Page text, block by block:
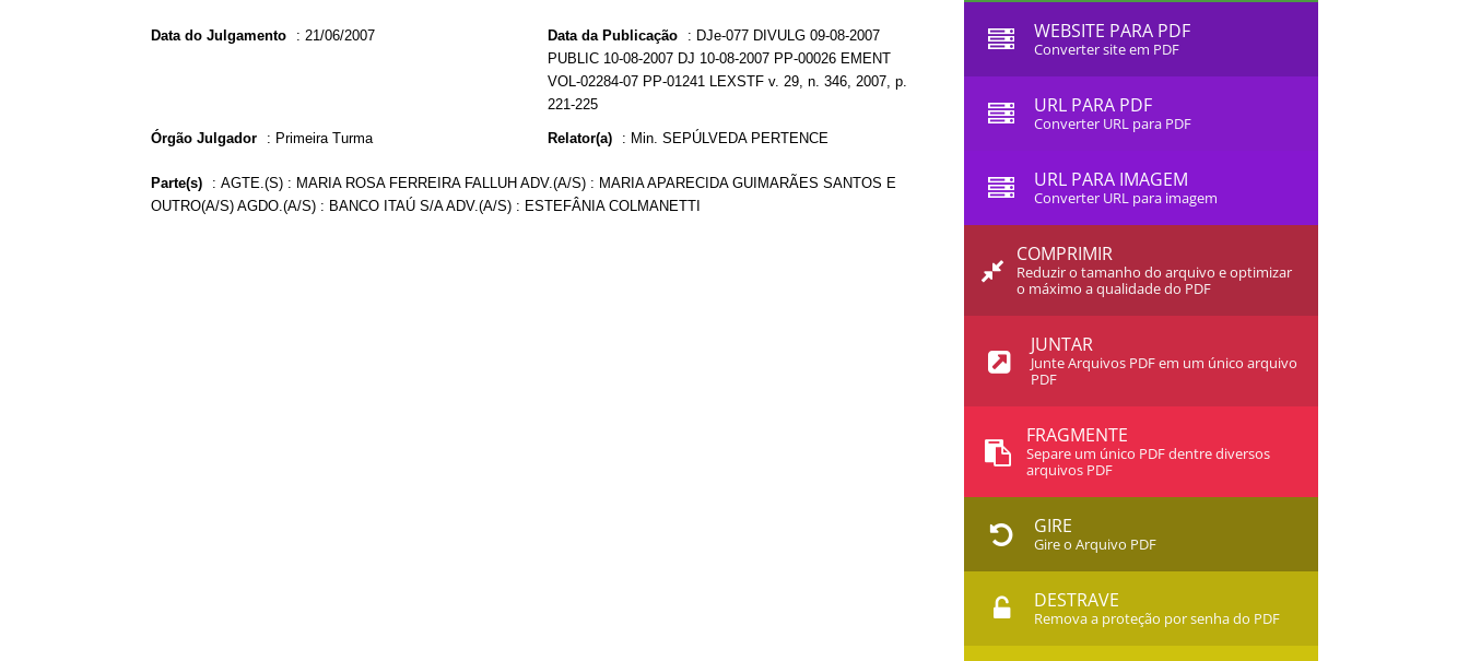
Data do Julgamento : 21/06/2007 Data da Publicação : DJe-077 DIVULG 09-08-2007
PUBLIC 10-08-2007 DJ 10-08-2007 PP-00026 EMENT
VOL-02284-07 PP-01241 LEXSTF v. 29, n. 346, 2007, p.
221-225
Órgão Julgador : Primeira Turma Relator(a) : Min. SEPÚLVEDA PERTENCE
Parte(s) : AGTE.(S) : MARIA ROSA FERREIRA FALLUH ADV.(A/S) : MARIA APARECIDA GUIMARÃES SANTOS E
OUTRO(A/S) AGDO.(A/S) : BANCO ITAÚ S/A ADV.(A/S) : ESTEFÂNIA COLMANETTI
WEBSITE PARA PDF
Converter site em PDF
URL PARA PDF
Converter URL para PDF
URL PARA IMAGEM
Converter URL para imagem
COMPRIMIR
Reduzir o tamanho do arquivo e optimizar
o máximo a qualidade do PDF
JUNTAR
Junte Arquivos PDF em um único arquivo
PDF
FRAGMENTE
Separe um único PDF dentre diversos
arquivos PDF
GIRE
Gire o Arquivo PDF
DESTRAVE
Remova a proteção por senha do PDF